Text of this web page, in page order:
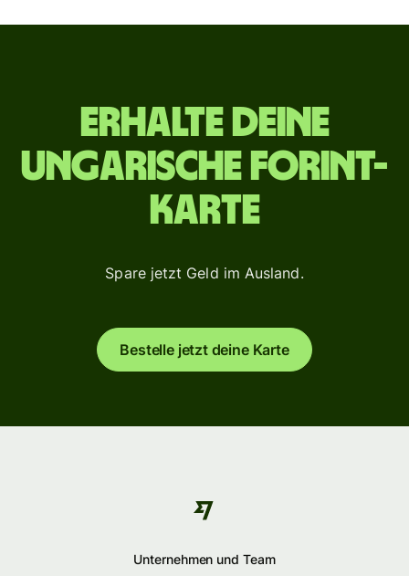
Erhalte deine
Ungarische Forint-
Karte
Spare jetzt Geld im Ausland.
Bestelle jetzt deine Karte
Unternehmen und Team